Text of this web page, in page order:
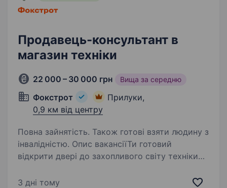
Продавець-консультант в
магазин техніки
22 000 – 30 000 грн Вища за середню
Фокстрот
Прилуки,
0,9 км від центру
Повна зайнятість. Також готові взяти людину з
інвалідністю. Опис вакансіїТи готовий
відкрити двері до захопливого світу техніки
ти хочеш стати справжнім експертом у цьому
3 дні тому